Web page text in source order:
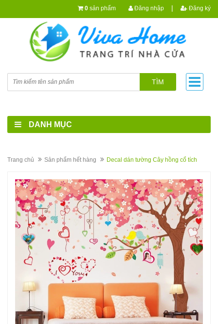
0 sản phẩm Đăng nhập | Đăng ký
TÌM
DANH MỤC
Trang chủ Sản phẩm hết hàng Decal dán tường Cây hồng cổ tích